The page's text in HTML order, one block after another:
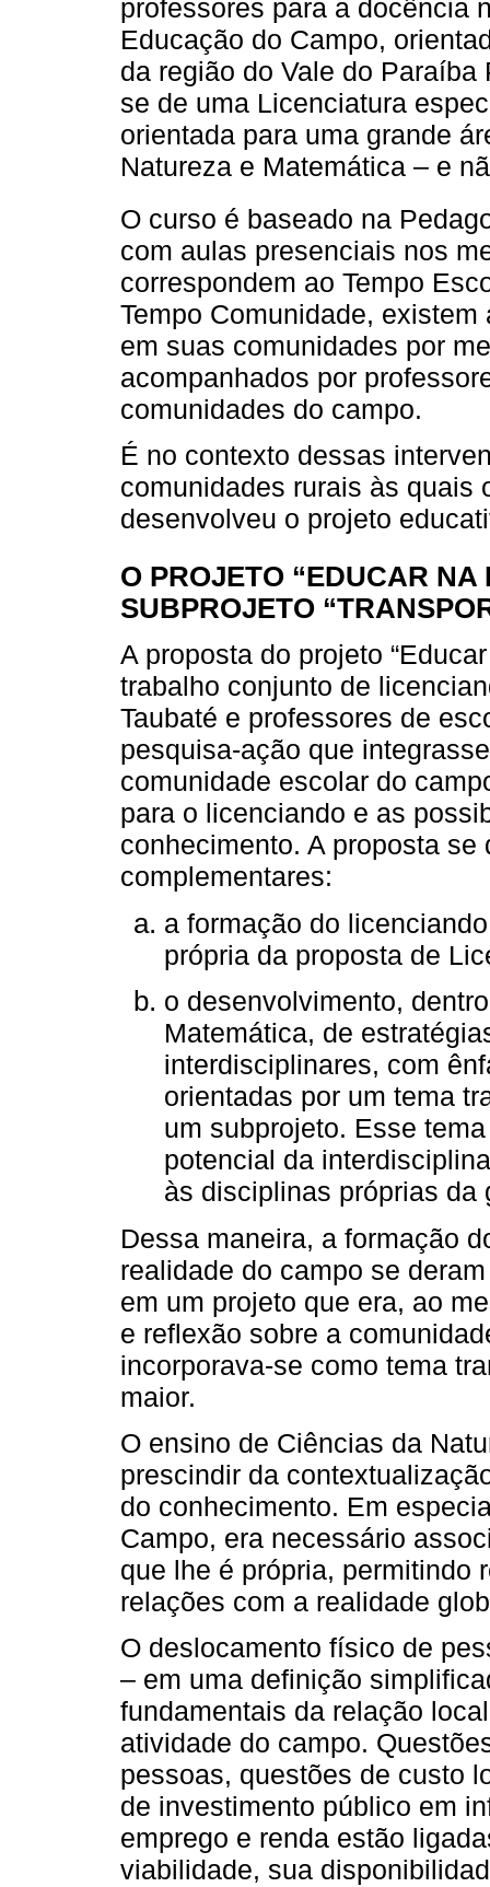
professores para a docência
Educação do Campo,
da região do Vale do
se de uma Licenciatura
orientada para uma grande
Natureza e Matemática – e
O curso é baseado na
com aulas presenciais nos
correspondem ao Tempo
Tempo Comunidade,
em suas comunidades por
acompanhados por
comunidades do campo.
É no contexto dessas
comunidades rurais às quais
desenvolveu o projeto
O PROJETO “EDUCAR
SUBPROJETO
A proposta do projeto
trabalho conjunto de
Taubaté e professores de
pesquisa-ação que
comunidade escolar do
para o licenciando e as
conhecimento. A proposta
complementares:
a formação do
própria da proposta de
o desenvolvimento,
Matemática, de
interdisciplinares, com
orientadas por um tema
um subprojeto. Esse
potencial da
às disciplinas próprias da
Dessa maneira, a formação
realidade do campo se
em um projeto que era, ao
e reflexão sobre a
incorporava-se como tema
maior.
O ensino de Ciências da
prescindir da
do conhecimento. Em
Campo, era necessário
que lhe é própria, permitindo
relações com a realidade
O deslocamento físico de
– em uma definição
fundamentais da relação
atividade do campo.
pessoas, questões de custo
de investimento público em
emprego e renda estão
viabilidade, sua